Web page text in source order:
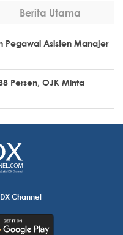
Berita Utama
Pegawai Asisten Manajer
Persen, OJK Minta
Channel